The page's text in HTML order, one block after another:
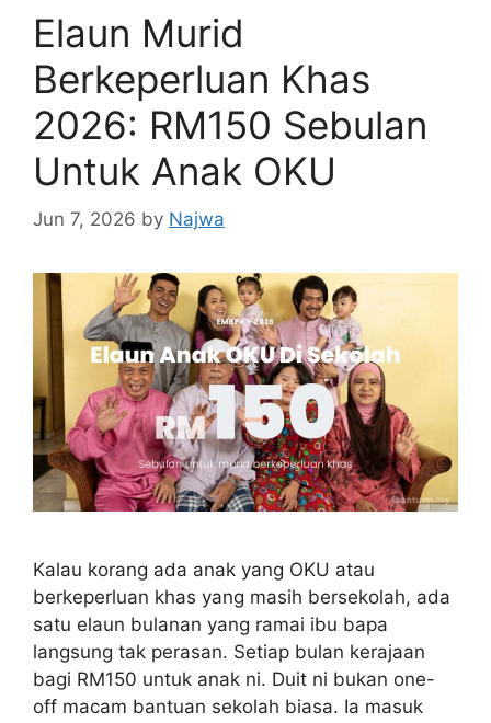
Elaun Murid
Berkeperluan Khas
2026: RM150 Sebulan
Untuk Anak OKU
Jun 7, 2026 by Najwa
Kalau korang ada anak yang OKU atau
berkeperluan khas yang masih bersekolah, ada
satu elaun bulanan yang ramai ibu bapa
langsung tak perasan. Setiap bulan kerajaan
bagi RM150 untuk anak ni. Duit ni bukan one-
off macam bantuan sekolah biasa. Ia masuk